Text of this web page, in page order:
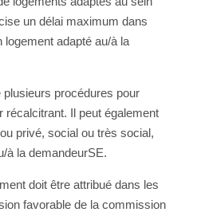
un délai maximum dans
logement adapté au/à la
procédures pour
récalcitrant. Il peut également
privé, social ou très social,
à la demandeurSE.
doit être attribué dans les
favorable de la commission